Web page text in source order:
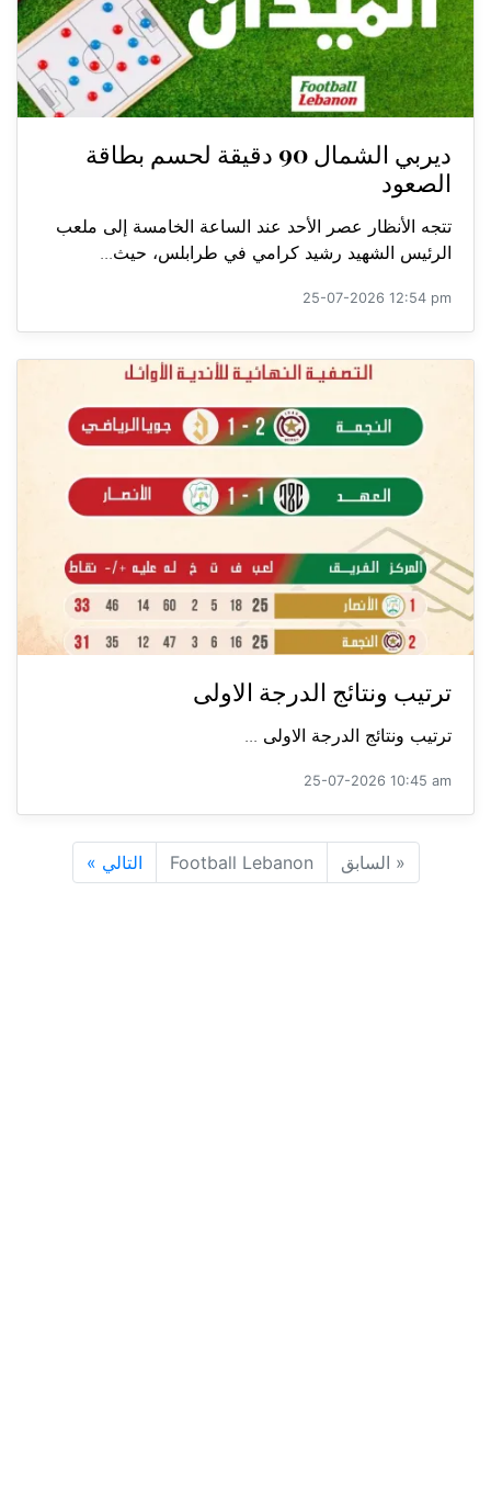
ديربي الشمال 90 دقيقة لحسم بطاقة
الصعود
تتجه الأنظار عصر الأحد عند الساعة الخامسة إلى ملعب
الرئيس الشهيد رشيد كرامي في طرابلس، حيث...
25-07-2026 12:54 pm
ترتيب ونتائج الدرجة الاولى
ترتيب ونتائج الدرجة الاولى ...
25-07-2026 10:45 am
« السابق Football Lebanon التالي »